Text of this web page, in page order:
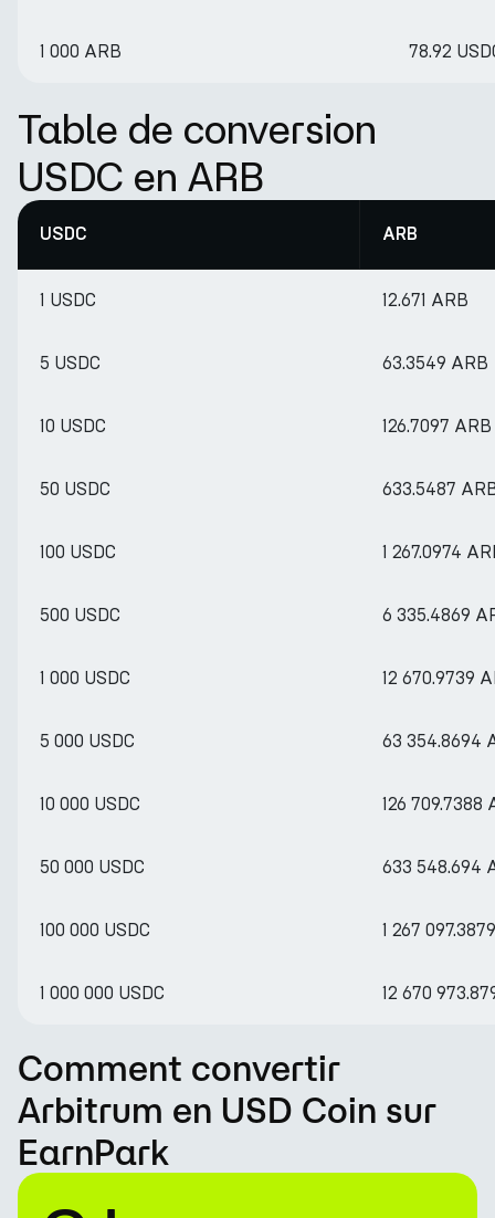
1 000 ARB 78.92
Table de conversion
USDC en ARB
USDC ARB
1 USDC 12.671 ARB
5 USDC 63.3549 ARB
10 USDC 126.7097 ARB
50 USDC 633.5487
100 USDC 1 267.0974
500 USDC 6 335.4869
1 000 USDC 12 670.9739
5 000 USDC 63 354.8694
10 000 USDC 126 709.7388
50 000 USDC 633 548.694
100 000 USDC 1 267
1 000 000 USDC 12 670
Comment convertir
Arbitrum en USD Coin sur
EarnPark